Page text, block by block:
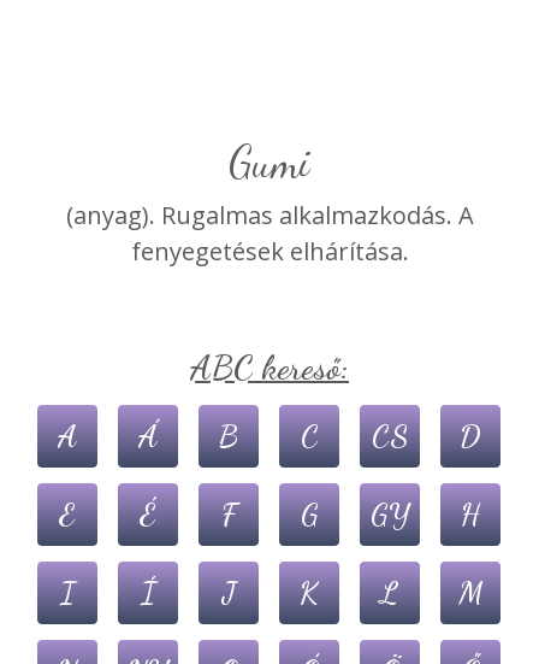
Gumi
(anyag). Rugalmas alkalmazkodás. A
fenyegetések elhárítása.
ABC kereső:
A Á B C CS D
E É F G GY H
I Í J K L M